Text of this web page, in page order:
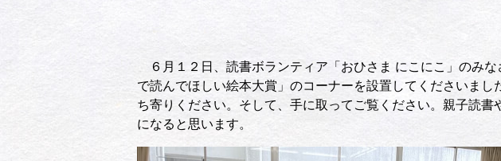
６月１２日、読書ボランティア「おひさま にこにこ」のみ
で読んでほしい絵本大賞」のコーナーを設置してくださいまし
ち寄りください。そして、手に取ってご覧ください。親子読
になると思います。